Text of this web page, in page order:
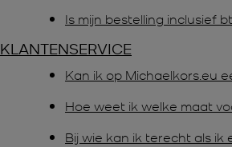
Is mijn bestelling inclusief
KLANTENSERVICE
Kan ik op Michaelkors.eu
Hoe weet ik welke maat
Bij wie kan ik terecht als